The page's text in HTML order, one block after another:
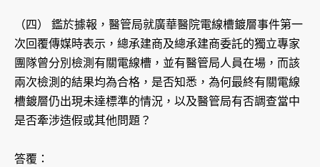
（四） 鑑於據報，醫管局就廣華醫院電線槽鍍層事件第一
次回覆傳媒時表示，總承建商及總承建商委託的獨立專家
團隊曾分別檢測有關電線槽，並有醫管局人員在場，而該
兩次檢測的結果均為合格，是否知悉，為何最終有關電線
槽鍍層仍出現未達標準的情況，以及醫管局有否調查當中
是否牽涉造假或其他問題？
答覆：